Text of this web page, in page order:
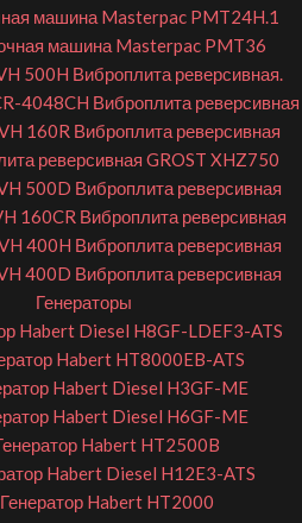
машина Masterpac PMT24H.1
машина Masterpac PMT36
500H Виброплита реверсивная.
4048CH Виброплита реверсивная
160R Виброплита реверсивная
реверсивная GROST XHZ750
500D Виброплита реверсивная
160CR Виброплита реверсивная
400H Виброплита реверсивная
400D Виброплита реверсивная
Генераторы
Habert Diesel H8GF-LDEF3-ATS
Habert HT8000EB-ATS
Habert Diesel H3GF-ME
Habert Diesel H6GF-ME
Habert HT2500B
Habert Diesel H12E3-ATS
Генератор Habert HT2000